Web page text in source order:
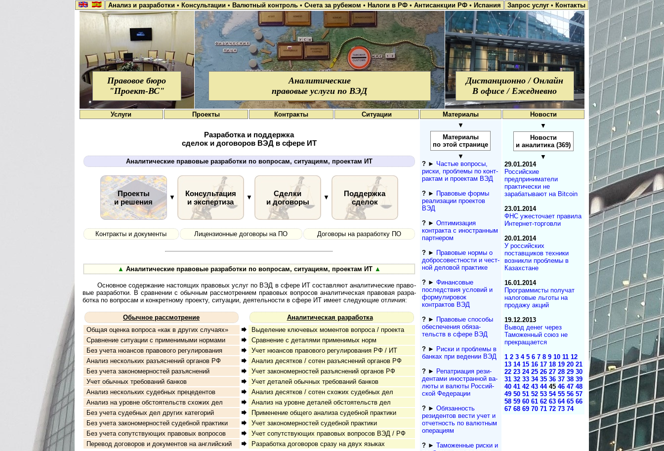
Анализ и разработки • Консультации • Валютный контроль • Счета за рубежом • Налоги в РФ • Антисанкции РФ • Испания Запрос услуг • Контакты
Правовое бюро
"Проект-ВС"
Аналитические
правовые услуги по ВЭД
Дистанционно / Онлайн
В офисе / Ежедневно
Услуги Проекты Контракты Ситуации Материалы Новости
Разработка и поддержка
сделок и договоров ВЭД в сфере ИТ
Аналитические правовые разработки по вопросам, ситуациям, проектам ИТ
Проекты
и решения
▼
Консультация
и экспертиза
▼
Сделки
и договоры
▼
Поддержка
сделок
Контракты и документы Лицензионные договоры на ПО Договоры на разработку ПО
▲ Аналитические правовые разработки по вопросам, ситуациям, проектам ИТ ▲
Основное содержание настоящих правовых услуг по ВЭД в сфере ИТ со­став­ля­ют ана­ли­ти­чес­кие пра­во­
вые разработки. В сравнении с обычным рас­смот­ре­ни­ем правовых вопросов аналитическая пра­во­вая раз­ра­
бот­ка по вопросам и кон­к­рет­ному про­ек­ту, си­ту­а­ции, де­я­тель­нос­ти в сфере ИТ имеет следующие отличия:
Обычное рассмотрение
Аналитическая разработка
Общая оценка вопроса «как в других случаях»
Выделение ключевых моментов вопроса / проекта
Сравнение ситуации с применимыми нормами
Сравнение с деталями применимых норм
Без учета нюансов правового регулирования
Учет нюансов правового регулирования РФ / ИТ
Анализ нескольких разъяснений органов РФ
Анализ десятков / сотен разъяснений органов РФ
Без учета закономерностей разъяснений
Учет закономерностей разъяснений органов РФ
Учет обычных требований банков
Учет деталей обычных требований банков
Анализ нескольких судебных прецедентов
Анализ десятков / сотен схожих судебных дел
Анализ на уровне обстоятельств схожих дел
Анализ на уровне деталей обстоятельств дел
Без учета судебных дел других категорий
Применение общего анализа судебной практики
Без учета закономерностей судебной практики
Учет закономерностей судебной практики
Без учета сопутствующих правовых вопросов
Учет сопутствующих правовых вопросов ВЭД / РФ
Перевод договоров и документов на английский
Разработка договоров сразу на двух языках
▼
Материалы
по этой странице
▼
?► Частые вопросы,
рис­ки, проблемы по конт­
рактам и проектам ВЭД
?► Правовые формы
реализации проектов
ВЭД
?► Оптимизация
контракта с иностранным
партнером
?► Правовые нормы о
добросовестности и чест­
ной деловой практике
?► Финансовые
последствия условий и
формулировок
контрактов ВЭД
?► Правовые способы
обеспечения обяза­
тельств в сфере ВЭД
?► Риски и проблемы в
банках при ведении ВЭД
?► Репатриация ре­зи­
ден­та­ми иностранной ва­
лю­ты и валюты Рос­сий­
ской Федерации
?► Обязанность
резиден­тов вести учет и
отчетность по валютным
операциям
?► Таможенные риски и
▼
Новости
и аналитика (369)
▼
29.01.2014
Российские
предприниматели
практически не
зарабатывают на Bitcoin
23.01.2014
ФНС ужесточает правила
Интернет-торговли
20.01.2014
У российских
поставщиков техники
возникли проблемы в
Казахстане
16.01.2014
Программисты получат
налоговые льготы на
продажу акций
19.12.2013
Вывод денег через
Таможенный союз не
прекращается
1 2 3 4 5 6 7 8 9 10 11 12
13 14 15 16 17 18 19 20 21
22 23 24 25 26 27 28 29 30
31 32 33 34 35 36 37 38 39
40 41 42 43 44 45 46 47 48
49 50 51 52 53 54 55 56 57
58 59 60 61 62 63 64 65 66
67 68 69 70 71 72 73 74